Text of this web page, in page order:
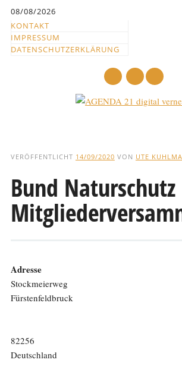
springen
08/08/2026
KONTAKT
IMPRESSUM
DATENSCHUTZERKLÄRUNG
und
Text
VERÖFFENTLICHT 14/09/2020 VON UTE
Bund Naturschutz
Adresse
Stockmeierweg
Fürstenfeldbruck
82256
Deutschland